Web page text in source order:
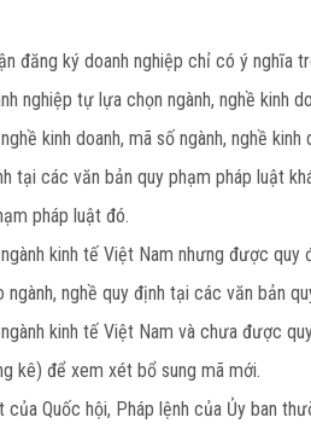
đăng ký doanh nghiệp chỉ có ý nghĩa
nghiệp tự lựa chọn ngành, nghề kinh
kinh doanh, mã số ngành, nghề
các văn bản quy phạm pháp luật
pháp luật đó.
kinh tế Việt Nam nhưng được
nghề quy định tại các văn bản
kinh tế Việt Nam và chưa được
kê) để xem xét bổ sung mã mới.
Quốc hội, Pháp lệnh của Ủy ban